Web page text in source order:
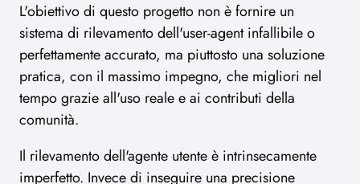
L'obiettivo di questo progetto non è fornire un
sistema di rilevamento dell'user-agent infallibile o
perfettamente accurato, ma piuttosto una soluzione
pratica, con il massimo impegno, che migliori nel
tempo grazie all'uso reale e ai contributi della
comunità.
Il rilevamento dell'agente utente è intrinsecamente
imperfetto. Invece di inseguire una precisione